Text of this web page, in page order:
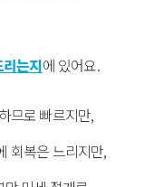
리는지에 있어요.
므로 빠르지만,
회복은 느리지만,